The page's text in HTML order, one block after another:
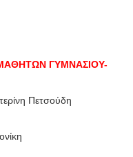
ΓΥΜΝΑΣΙΟΥ-
Πετσούδη